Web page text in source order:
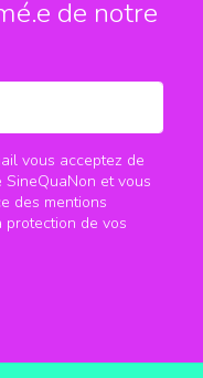
de notre
vous acceptez de
et vous
des mentions
de vos